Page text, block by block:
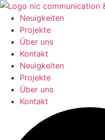
Zum
Inhalt
springen
Neuigkeiten
Projekte
Über uns
Kontakt
Neuigkeiten
Projekte
Über uns
Kontakt